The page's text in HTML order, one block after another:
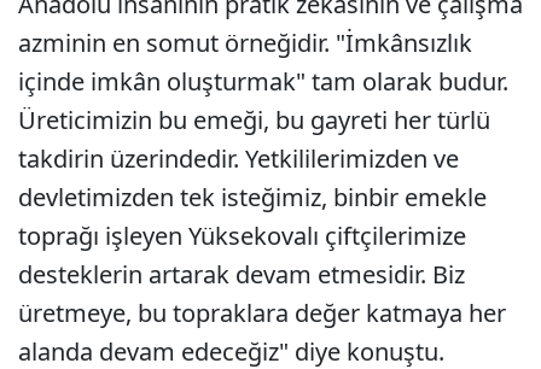
azminin en somut örneğidir. "İmkânsızlık
içinde imkân oluşturmak" tam olarak budur.
Üreticimizin bu emeği, bu gayreti her türlü
takdirin üzerindedir. Yetkililerimizden ve
devletimizden tek isteğimiz, binbir emekle
toprağı işleyen Yüksekovalı çiftçilerimize
desteklerin artarak devam etmesidir. Biz
üretmeye, bu topraklara değer katmaya her
alanda devam edeceğiz" diye konuştu.